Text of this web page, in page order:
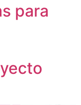
para